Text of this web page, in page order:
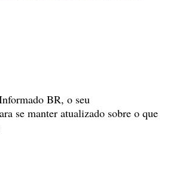
BR, o seu
se manter atualizado sobre o que